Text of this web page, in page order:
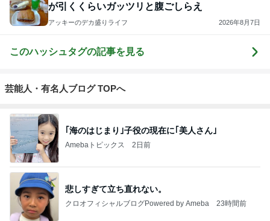
が引くくらいガッツリと腹ごしらえ
アッキーのデカ盛りライフ 2026年8月7日
このハッシュタグの記事を見る
芸能人・有名人ブログ TOPへ
｢海のはじまり｣子役の現在に｢美人さん｣
Amebaトピックス 2日前
悲しすぎて立ち直れない。
クロオフィシャルブログPowered by Ameba 23時間前